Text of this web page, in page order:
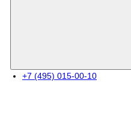
+7 (495) 015-00-10